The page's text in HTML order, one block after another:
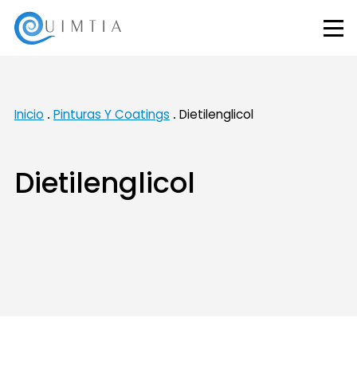
Inicio Pinturas Y Coatings Dietilenglicol
Dietilenglicol